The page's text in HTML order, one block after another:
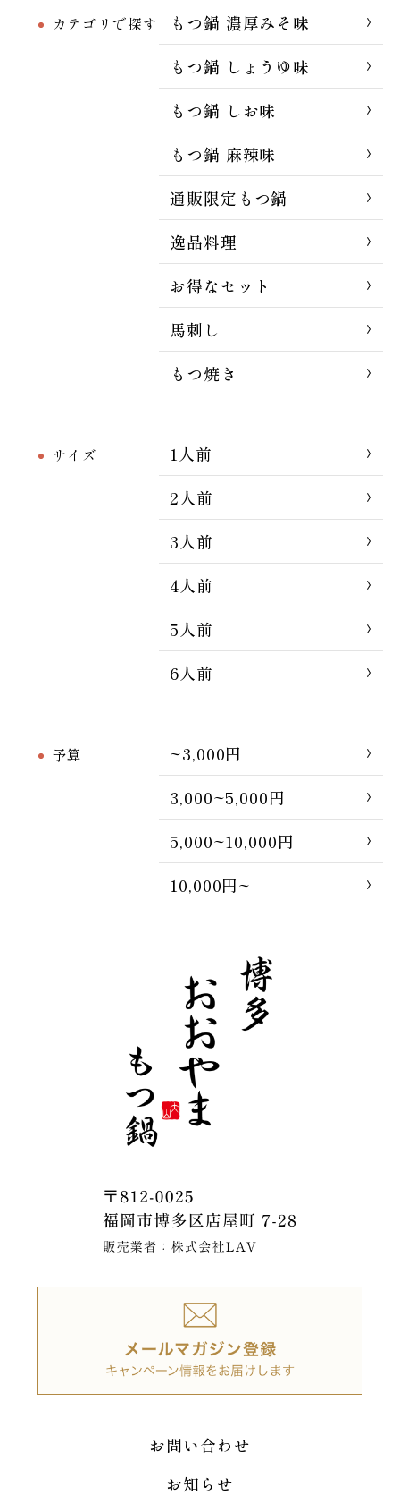
カテゴリで探す
もつ鍋 濃厚みそ味
もつ鍋 しょうゆ味
もつ鍋 しお味
もつ鍋 麻辣味
通販限定もつ鍋
逸品料理
お得なセット
馬刺し
もつ焼き
サイズ
1人前
2人前
3人前
4人前
5人前
6人前
予算
~3,000円
3,000~5,000円
5,000~10,000円
10,000円~
お問い合わせ
お知らせ